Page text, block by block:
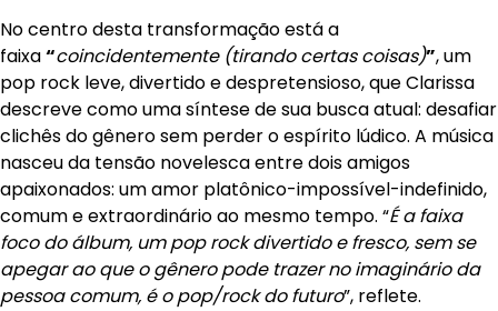
No centro desta transformação está a
faixa“coincidentemente (tirando certas coisas)”, um
pop rock leve, divertido e despretensioso, que Clarissa
descreve como uma síntese de sua busca atual: desafiar
clichês do gênero sem perder o espírito lúdico. A música
nasceu da tensão novelesca entre dois amigos
apaixonados: um amor platônico-impossível-indefinido,
comum e extraordinário ao mesmo tempo. “É a faixa
foco do álbum, um pop rock divertido e fresco, sem se
apegar ao que o gênero pode trazer no imaginário da
pessoa comum, é o pop/rock do futuro”, reflete.